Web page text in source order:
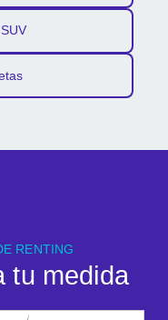
RENTING
tu medida